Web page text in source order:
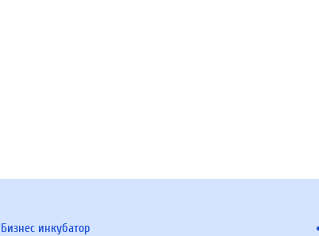
Бизнес инкубатор